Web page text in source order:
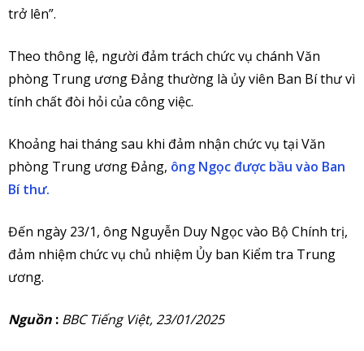
trở lên”.
Theo thông lệ, người đảm trách chức vụ chánh Văn
phòng Trung ương Đảng thường là ủy viên Ban Bí thư vì
tính chất đòi hỏi của công việc.
Khoảng hai tháng sau khi đảm nhận chức vụ tại Văn
phòng Trung ương Đảng, ông Ngọc được bầu vào Ban
Bí thư.
Đến ngày 23/1, ông Nguyễn Duy Ngọc vào Bộ Chính trị,
đảm nhiệm chức vụ chủ nhiệm Ủy ban Kiểm tra Trung
ương.
Nguồn : BBC Tiếng Việt, 23/01/2025